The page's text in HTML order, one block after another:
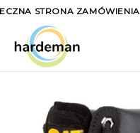
STRONA ZAMÓWIENIA